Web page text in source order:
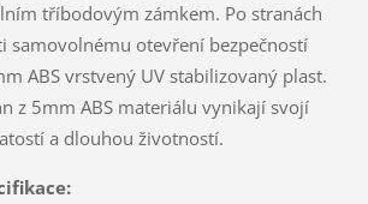
tříbodovým zámkem. Po stranách
samovolnému otevření bezpečností
ABS vrstvený UV stabilizovaný plast.
z 5mm ABS materiálu vynikají svojí
a dlouhou životností.